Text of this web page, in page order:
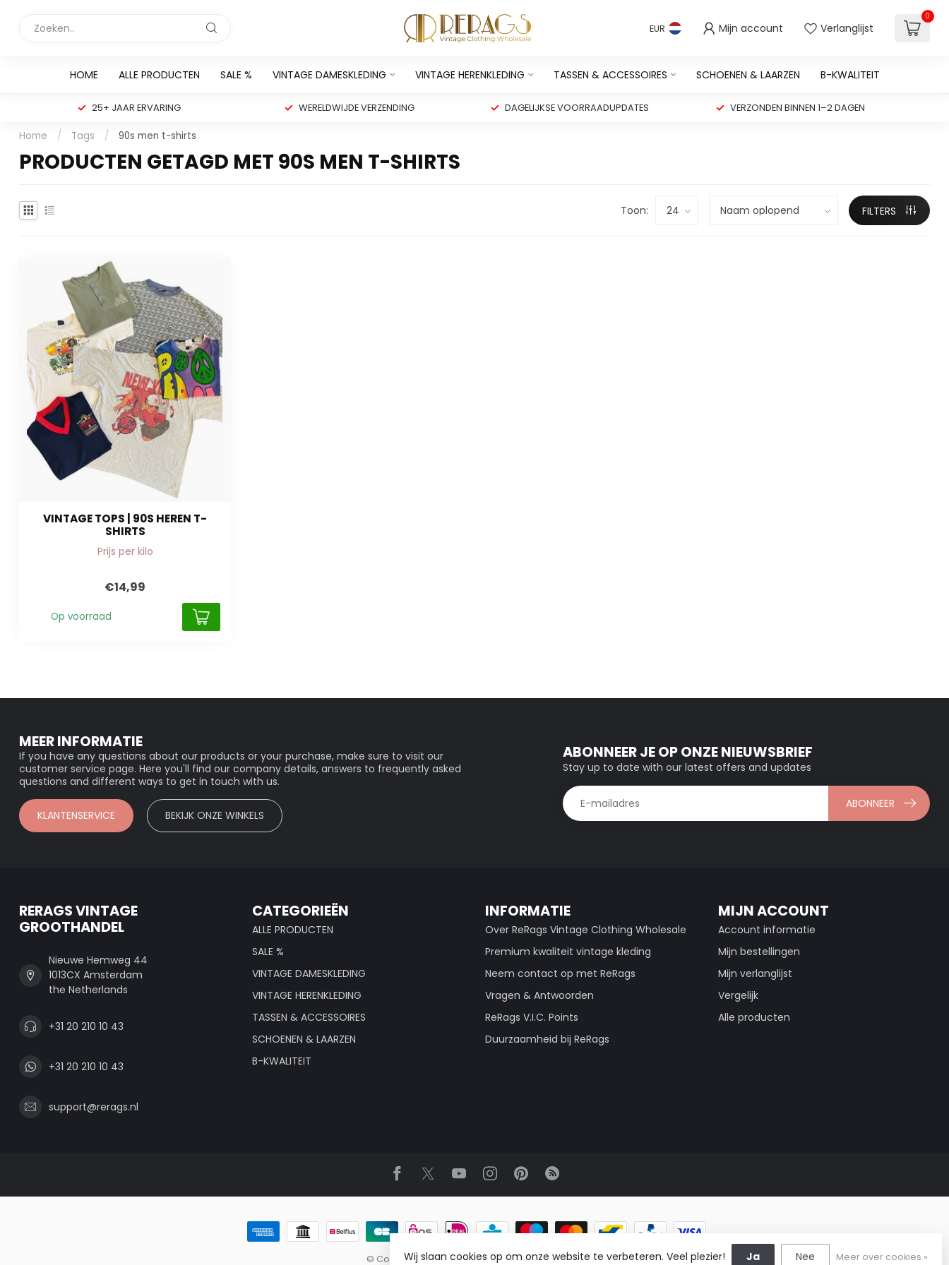
EUR Mijn account Verlanglijst
0
HOME ALLE PRODUCTEN SALE % VINTAGE DAMESKLEDING VINTAGE HERENKLEDING TASSEN & ACCESSOIRES SCHOENEN & LAARZEN B-KWALITEIT
25+ JAAR ERVARING WERELDWIJDE VERZENDING DAGELIJKSE VOORRAADUPDATES VERZONDEN BINNEN 1–2 DAGEN
Home / Tags / 90s men t-shirts
PRODUCTEN GETAGD MET 90S MEN T-SHIRTS
Toon: FILTERS
VINTAGE TOPS | 90S HEREN T-
SHIRTS
Prijs per kilo
€14,99
Op voorraad
MEER INFORMATIE
If you have any questions about our products or your purchase, make sure to visit our
customer service page. Here you'll find our company details, answers to frequently asked
questions and different ways to get in touch with us.
KLANTENSERVICE BEKIJK ONZE WINKELS
ABONNEER JE OP ONZE NIEUWSBRIEF
Stay up to date with our latest offers and updates
ABONNEER
RERAGS VINTAGE
GROOTHANDEL
Nieuwe Hemweg 44
1013CX Amsterdam
the Netherlands
+31 20 210 10 43
+31 20 210 10 43
support@rerags.nl
CATEGORIEËN
ALLE PRODUCTEN
SALE %
VINTAGE DAMESKLEDING
VINTAGE HERENKLEDING
TASSEN & ACCESSOIRES
SCHOENEN & LAARZEN
B-KWALITEIT
INFORMATIE
Over ReRags Vintage Clothing Wholesale
Premium kwaliteit vintage kleding
Neem contact op met ReRags
Vragen & Antwoorden
ReRags V.I.C. Points
Duurzaamheid bij ReRags
MIJN ACCOUNT
Account informatie
Mijn bestellingen
Mijn verlanglijst
Vergelijk
Alle producten
© Copyright 2026 ReRags Vintage Groothandel
Wij slaan cookies op om onze website te verbeteren. Veel plezier! Ja Nee Meer over cookies »